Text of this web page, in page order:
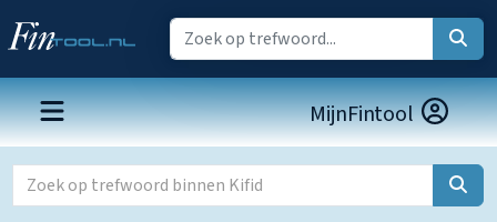
MijnFintool